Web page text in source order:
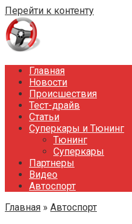
Перейти к контенту
Главная
Новости
Происшествия
Тест-драйв
Статьи
Суперкары и Тюнинг
Тюнинг
Суперкары
Партнеры
Видео
Автоспорт
Главная » Автоспорт